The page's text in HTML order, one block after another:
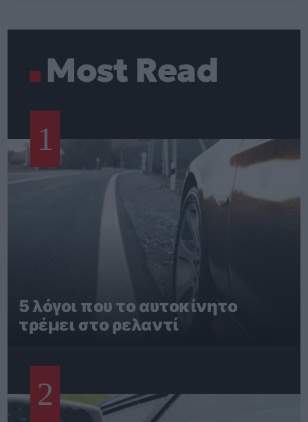
Most Read
1
5 λόγοι που το αυτοκίνητο
τρέμει στο ρελαντί
2